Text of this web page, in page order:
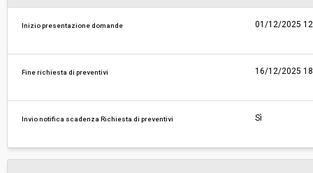
Inizio presentazione domande 01/12/2025
Fine richiesta di preventivi 16/12/2025
Invio notifica scadenza Richiesta di preventivi Sì